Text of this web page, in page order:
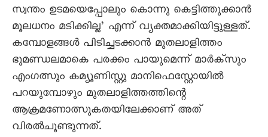
സ്വന്തം ഉടമയെപ്പോലും കൊന്നു കെട്ടിത്തൂക്കാൻ
മൂലധനം മടിക്കില്ല’ എന്ന് വ്യക്തമാക്കിയിട്ടുള്ളത്.
കമ്പോളങ്ങൾ പിടിച്ചടക്കാൻ മുതലാളിത്തം
ഭൂമണ്ഡലമാകെ പരക്കം പായുമെന്ന് മാർക്സും
എംഗത്സും കമ്യൂണിസ്റ്റു മാനിഫെസ്റ്റോയിൽ
പറയുമ്പോഴും മുതലാളിത്തത്തിന്റെ
ആക്രമണോത്സുകതയിലേക്കാണ് അത്
വിരൽചൂണ്ടുന്നത്.